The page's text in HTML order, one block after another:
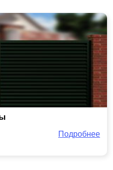
Подробнее